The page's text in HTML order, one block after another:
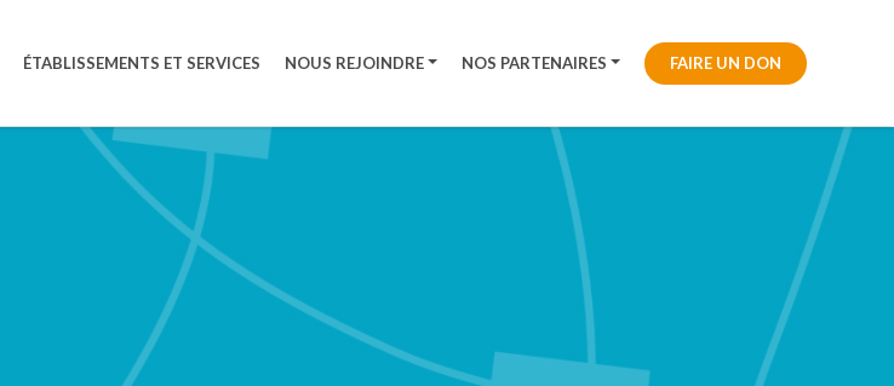
ÉTABLISSEMENTS ET SERVICES NOUS REJOINDRE NOS PARTENAIRES FAIRE UN DON